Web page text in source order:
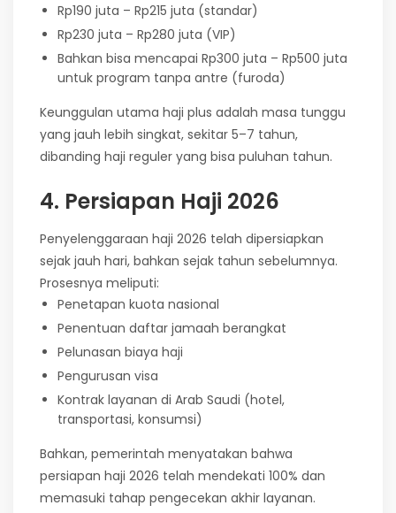
Rp190 juta – Rp215 juta (standar)
Rp230 juta – Rp280 juta (VIP)
Bahkan bisa mencapai Rp300 juta – Rp500 juta
untuk program tanpa antre (furoda)
Keunggulan utama haji plus adalah masa tunggu
yang jauh lebih singkat, sekitar 5–7 tahun,
dibanding haji reguler yang bisa puluhan tahun.
4. Persiapan Haji 2026
Penyelenggaraan haji 2026 telah dipersiapkan
sejak jauh hari, bahkan sejak tahun sebelumnya.
Prosesnya meliputi:
Penetapan kuota nasional
Penentuan daftar jamaah berangkat
Pelunasan biaya haji
Pengurusan visa
Kontrak layanan di Arab Saudi (hotel,
transportasi, konsumsi)
Bahkan, pemerintah menyatakan bahwa
persiapan haji 2026 telah mendekati 100% dan
memasuki tahap pengecekan akhir layanan.